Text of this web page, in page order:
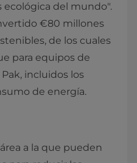
ecológica del mundo".
€80 millones
de los cuales
para equipos de
incluidos los
de energía.
a la que pueden